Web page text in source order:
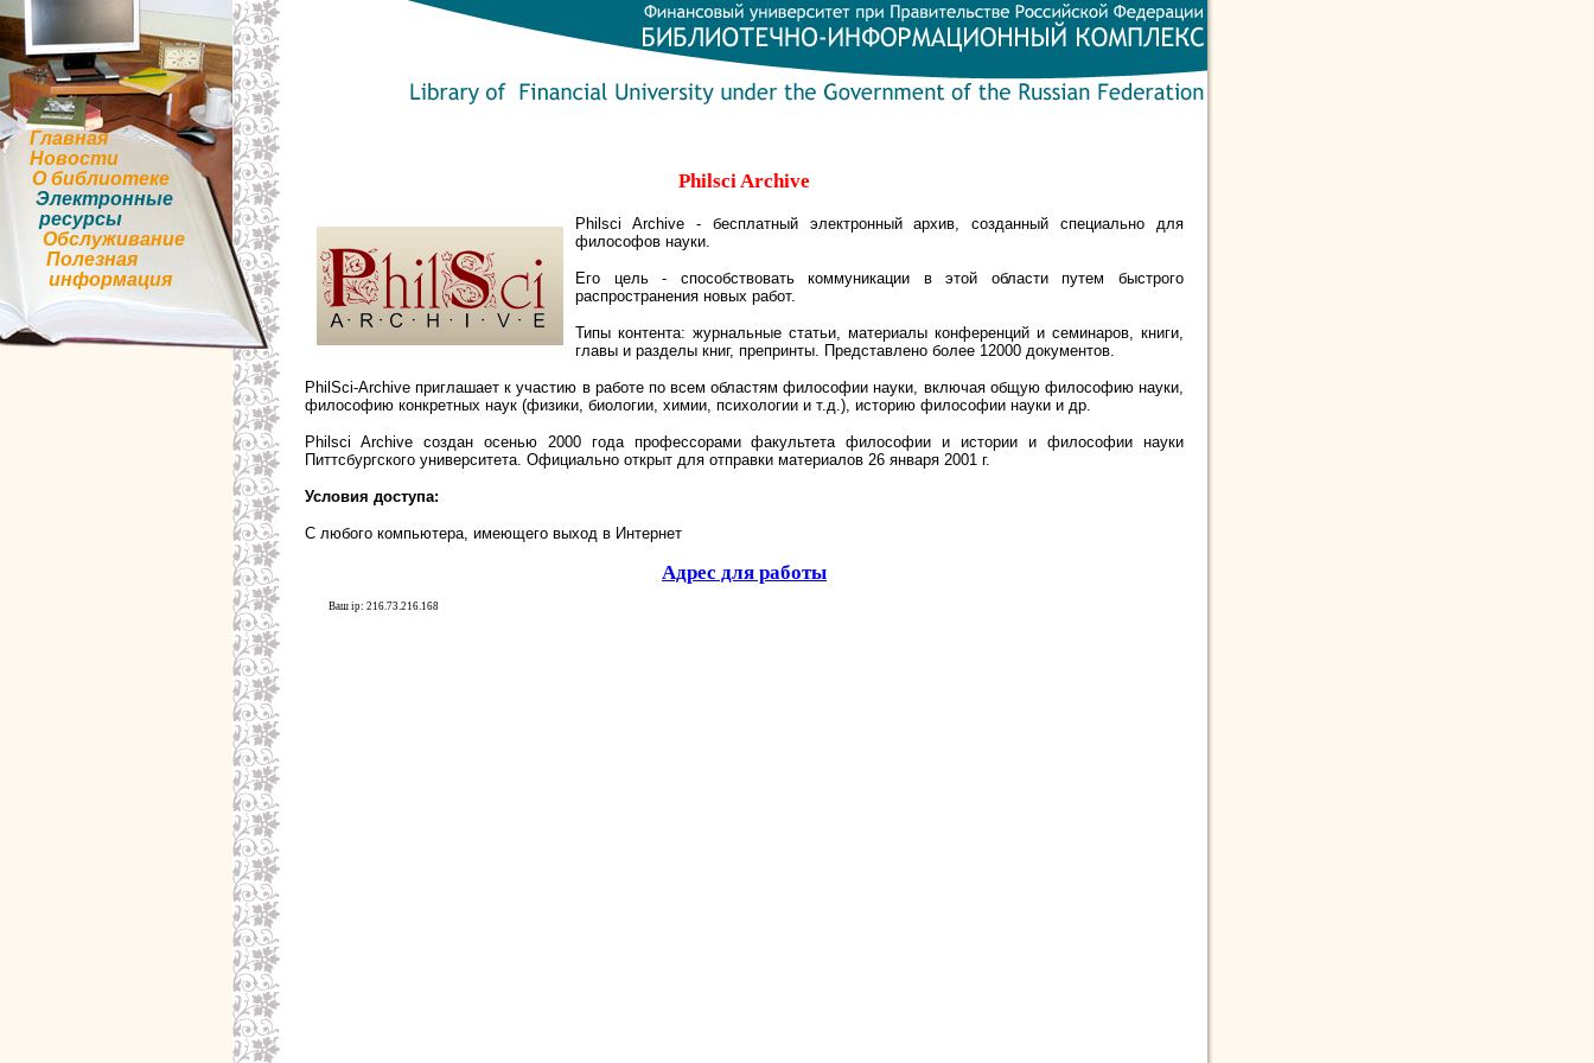
Главная
Новости
О библиотеке
Электронные
ресурсы
Обслуживание
Полезная
информация
Philsci Archive
Philsci Archive - бесплатный электронный архив, созданный специально для
философов науки.
Его цель - способствовать коммуникации в этой области путем быстрого
распространения новых работ.
Типы контента: журнальные статьи, материалы конференций и семинаров, книги,
главы и разделы книг, препринты. Представлено более 12000 документов.
PhilSci-Archive приглашает к участию в работе по всем областям философии науки, включая общую философию науки,
философию конкретных наук (физики, биологии, химии, психологии и т.д.), историю философии науки и др.
Philsci Archive создан осенью 2000 года профессорами факультета философии и истории и философии науки
Питтсбургского университета. Официально открыт для отправки материалов 26 января 2001 г.
Условия доступа:
С любого компьютера, имеющего выход в Интернет
Адрес для работы
Ваш ip: 216.73.216.168